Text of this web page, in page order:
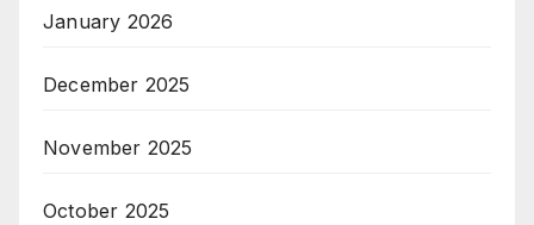
January 2026
December 2025
November 2025
October 2025